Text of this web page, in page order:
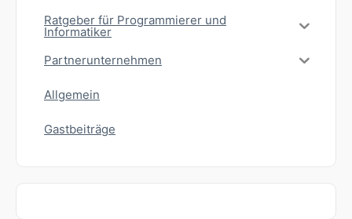
Ratgeber für Programmierer und
Informatiker
Partnerunternehmen
Allgemein
Gastbeiträge